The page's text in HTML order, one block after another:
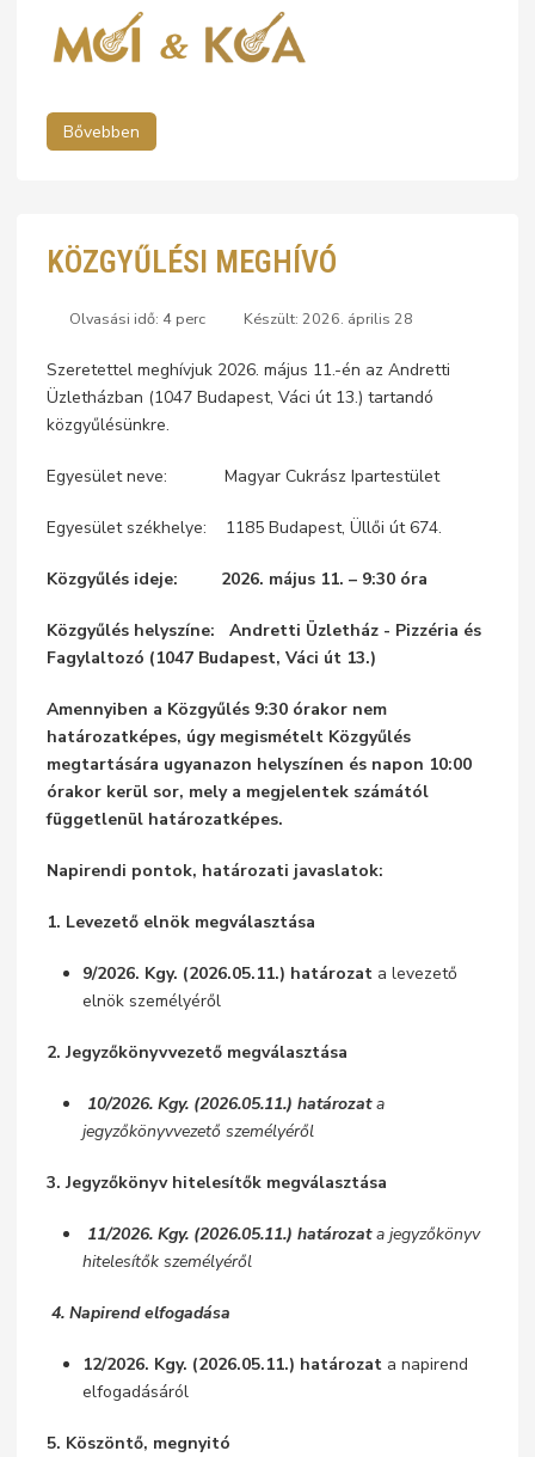
Bővebben
KÖZGYŰLÉSI MEGHÍVÓ
Olvasási idő: 4 perc Készült: 2026. április 28
Szeretettel meghívjuk 2026. május 11.-én az Andretti
Üzletházban (1047 Budapest, Váci út 13.) tartandó
közgyűlésünkre.
Egyesület neve: Magyar Cukrász Ipartestület
Egyesület székhelye: 1185 Budapest, Üllői út 674.
Közgyűlés ideje: 2026. május 11. – 9:30 óra
Közgyűlés helyszíne: Andretti Üzletház - Pizzéria és
Fagylaltozó (1047 Budapest, Váci út 13.)
Amennyiben a Közgyűlés 9:30 órakor nem
határozatképes, úgy megismételt Közgyűlés
megtartására ugyanazon helyszínen és napon 10:00
órakor kerül sor, mely a megjelentek számától
függetlenül határozatképes.
Napirendi pontok, határozati javaslatok:
1. Levezető elnök megválasztása
9/2026. Kgy. (2026.05.11.) határozat a levezető
elnök személyéről
2. Jegyzőkönyvvezető megválasztása
10/2026. Kgy. (2026.05.11.) határozata
jegyzőkönyvvezető személyéről
3. Jegyzőkönyv hitelesítők megválasztása
11/2026. Kgy. (2026.05.11.) határozata jegyzőkönyv
hitelesítők személyéről
4. Napirend elfogadása
12/2026. Kgy. (2026.05.11.) határozat a napirend
elfogadásáról
5. Köszöntő, megnyitó